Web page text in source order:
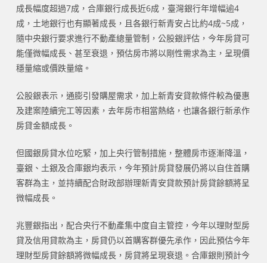
成長幅度超過7成，合庫銀行成長近6成，臺灣銀行年增幅逾4
成，土地銀行也有顯著成長，且各銀行新青安占比約4成~5成，
隨中央銀行要求進行不動產總量管制，公股銀評估，今年房貸可
能僅微幅成長、甚至衰退，預估房市將以剛性需求為主，呈現價
穩量縮或價跌量縮。
公股銀表示，通膨引發購屋需求，加上新青安貸款條件較為優惠
及建案陸續完工等因素，去年房市相當熱絡，也讓各銀行新承作
房貸金額成長。
但國銀房貸水位吃緊，加上央行管制措施，整體房市逐漸降溫，
臺銀、土銀及合庫銀均表示，今年預計房貸發展仍將以自住首購
客群為主，並持續配合財政部辦理新青安貸款預計房貸餘額將呈
微幅成長。
兆豐銀指出，配合央行不動產集中度自主管控，今年以理財型房
貸及信用貸款為主，房貸仍以首購客群優先承作，因此預估今年
理財型房貸餘額將微幅成長，房貸將呈現衰退。合庫銀則預計今